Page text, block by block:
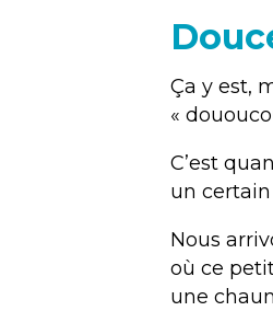
Ça y est,
«
C’est
un
Nous
où ce
une